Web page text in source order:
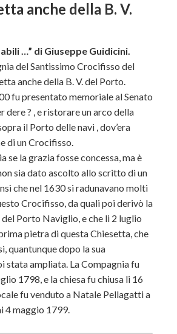
anche della B. V.
…” di Giuseppe Guidicini.
del Santissimo Crocifisso del
anche della B. V. del Porto.
fu presentato memoriale al Senato
dere ? , e ristorare un arco della
il Porto delle navi , dov’era
di un Crocifisso.
se la grazia fosse concessa, ma è
sia dato ascolto allo scritto di un
che nel 1630 si radunavano molti
Crocifisso, da quali poi derivò la
Porto Naviglio, e che li 2 luglio
pietra di questa Chiesetta, che
quantunque dopo la sua
stata ampliata. La Compagnia fu
1798, e la chiesa fu chiusa li 16
fu venduto a Natale Pellagatti a
4 maggio 1799.